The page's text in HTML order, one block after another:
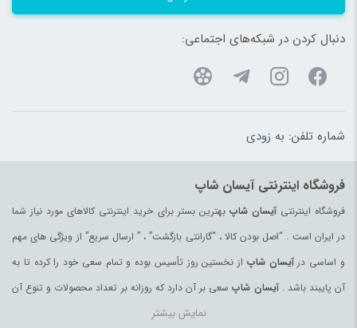
دنبال کردن در شبکه‌های اجتماعی:
شماره تلفن: به زودی
فروشگاه اینترنتی آیسان شاپ
فروشگاه اینترنتیآیسان شاپبهترین بستر برای خرید اینترنتی کالاهای مورد نیاز شما
در ایران است . “اصل بودن کالا ، “گارانتی بازگشت” ، ” ارسال سریع” از ویژگی های مهم
و اساسی درآیسان شاپ از نخستین روز تأسیس بوده و تمام سعی خود را کرده تا به
آن پایبند باشد .آیسان شاپ سعی بر آن دارد که روزانه بر تعداد محصولات و تنوع آن
بیفزاید تا بتواند نیاز همه ی افراد با هر نوع سلیقه را در خرید محصولات اینترنتی مرتفع
نمایش بیشتر